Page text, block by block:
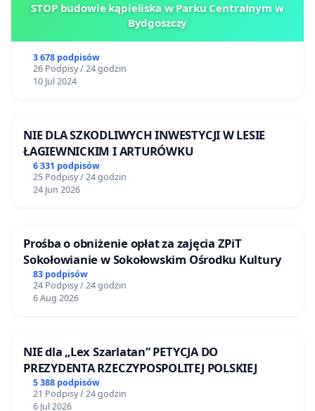
STOP budowie kąpieliska w Parku Centralnym w
Bydgoszczy
3 678 podpisów
26 Podpisy / 24 godzin
10 Jul 2024
NIE DLA SZKODLIWYCH INWESTYCJI W LESIE
ŁAGIEWNICKIM I ARTURÓWKU
6 331 podpisów
25 Podpisy / 24 godzin
24 Jun 2026
Prośba o obniżenie opłat za zajęcia ZPiT
Sokołowianie w Sokołowskim Ośrodku Kultury
83 podpisów
24 Podpisy / 24 godzin
6 Aug 2026
NIE dla „Lex Szarlatan” PETYCJA DO
PREZYDENTA RZECZYPOSPOLITEJ POLSKIEJ
5 388 podpisów
21 Podpisy / 24 godzin
6 Jul 2026